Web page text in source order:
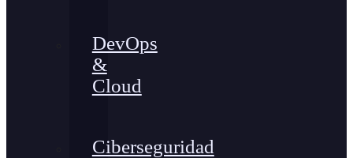
DevOps
&
Cloud
Ciberseguridad